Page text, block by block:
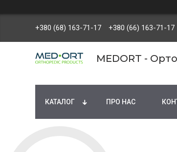
+380 (68) 163-71-17 +380 (66) 163-71-17
MEDORT -
КАТАЛОГ ПРО НАС